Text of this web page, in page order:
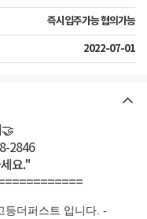
즉시입주가능 협의가능
2022-07-01
2846
요."
더퍼스트 입니다. -